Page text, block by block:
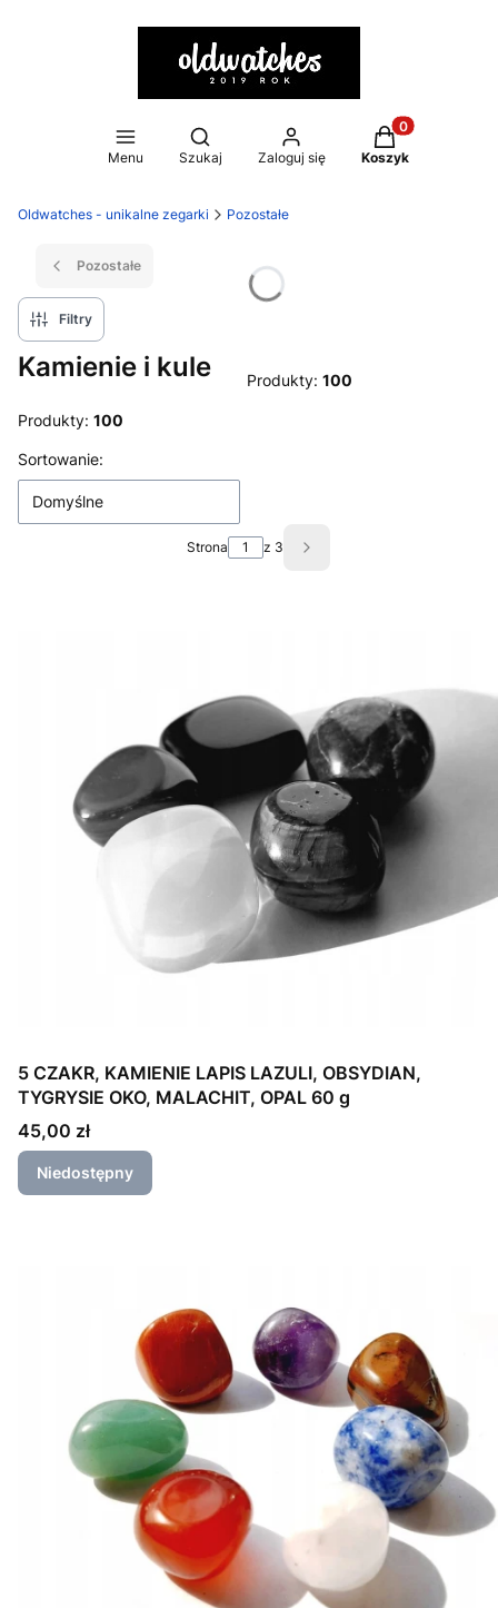
Menu
Otwórz wyszukiwarkę
Szukaj Zaloguj się
Produkty w
Koszyk
Oldwatches - unikalne zegarki Pozostałe
Pozostałe
Filtry
Kamienie i kule Produkty: 100
Produkty: 100
Lista produktów
Sortowanie:
Domyślne
Strona z 3 Następne produkty
5 CZAKR, KAMIENIE LAPIS LAZULI, OBSYDIAN,
TYGRYSIE OKO, MALACHIT, OPAL 60 g
Cena
45,00 zł
Niedostępny